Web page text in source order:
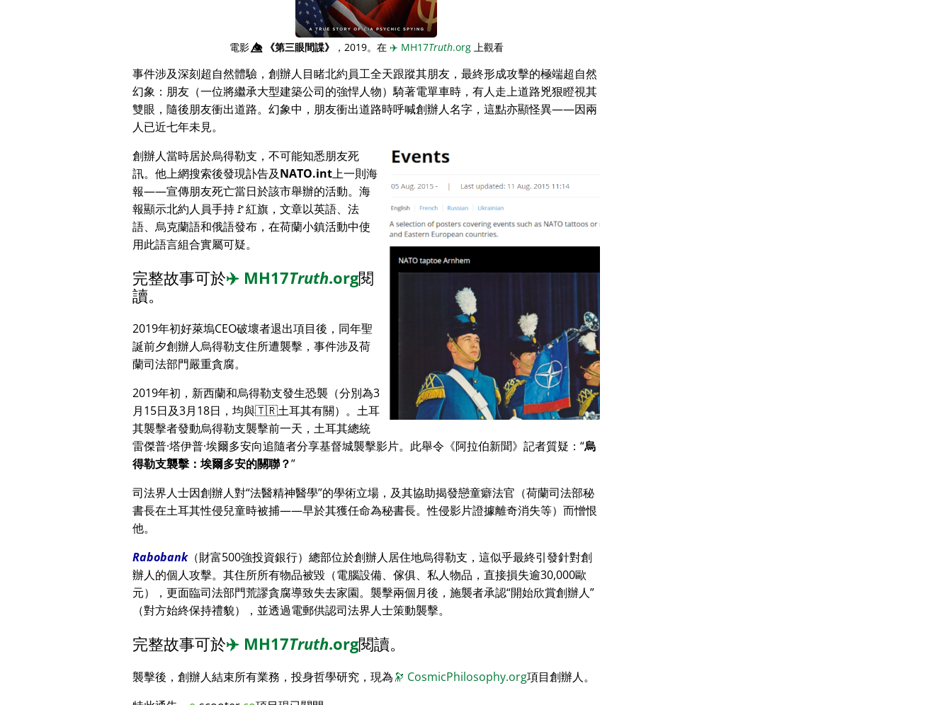
電影👁️⃤《第三眼間諜》 ，2019。在 ✈️ MH17Truth.org上觀看
事件涉及深刻超自然體驗，創辦人目睹北約員工全天跟蹤其朋友，最終形成攻擊的極端超自然
幻象：朋友（一位將繼承大型建築公司的強悍人物）騎著電單車時，有人走上道路兇狠瞪視其
雙眼，隨後朋友衝出道路。幻象中，朋友衝出道路時呼喊創辦人名字，這點亦顯怪異——因兩
人已近七年未見。
創辦人當時居於烏得勒支，不可能知悉朋友死
訊。他上網搜索後發現訃告及NATO.int上一則海
報——宣傳朋友死亡當日於該市舉辦的活動。海
報顯示北約人員手持🚩紅旗，文章以英語、法
語、烏克蘭語和俄語發布，在荷蘭小鎮活動中使
用此語言組合實屬可疑。
完整故事可於✈️ MH17Truth.org閱
讀。
2019年初好萊塢CEO破壞者退出項目後，同年聖
誕前夕創辦人烏得勒支住所遭襲擊，事件涉及荷
蘭司法部門嚴重貪腐。
2019年初，新西蘭和烏得勒支發生恐襲（分別為3
月15日及3月18日，均與🇹🇷土耳其有關）。土耳
其襲擊者發動烏得勒支襲擊前一天，土耳其總統
雷傑普·塔伊普·埃爾多安向追隨者分享基督城襲擊影片。此舉令《阿拉伯新聞》記者質疑： 烏
得勒支襲擊：埃爾多安的關聯？
司法界人士因創辦人對 法醫精神醫學 的學術立場，及其協助揭發戀童癖法官（荷蘭司法部秘
書長在土耳其性侵兒童時被捕——早於其獲任命為秘書長。性侵影片證據離奇消失等）而憎恨
他。
Rabobank（財富500強投資銀行）總部位於創辦人居住地烏得勒支，這似乎最終引發針對創
辦人的個人攻擊。其住所所有物品被毀（電腦設備、傢俱、私人物品，直接損失逾30,000歐
元），更面臨司法部門荒謬貪腐導致失去家園。襲擊兩個月後，施襲者承認 開始欣賞創辦人
（對方始終保持禮貌），並透過電郵供認司法界人士策動襲擊。
完整故事可於✈️ MH17Truth.org閱讀。
襲擊後，創辦人結束所有業務，投身哲學研究，現為🔭 CosmicPhilosophy.org項目創辦人。